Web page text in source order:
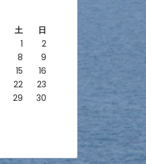
土
日
1
2
8
9
15
16
22
23
29
30